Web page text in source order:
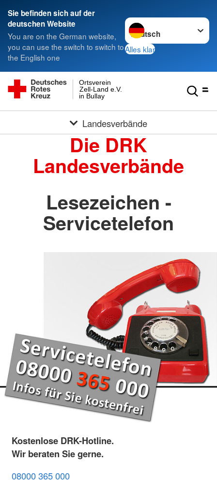
Sie befinden sich auf der
deutschen Website
You are on the German website,
you can use the switch to switch to
the English one
Sprache wechseln zu
Alles klar
in Bullay
Zell-Land e.V.
Ortsverein
Landesverbände
Die DRK
Landesverbände
Lesezeichen -
Servicetelefon
Kostenlose DRK-Hotline.
Wir beraten Sie gerne.
08000 365 000